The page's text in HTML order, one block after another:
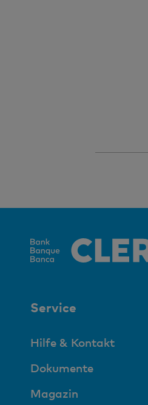
Service
Hilfe & Kontakt
Dokumente
Magazin